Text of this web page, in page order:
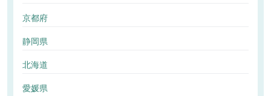
京都府
静岡県
北海道
愛媛県